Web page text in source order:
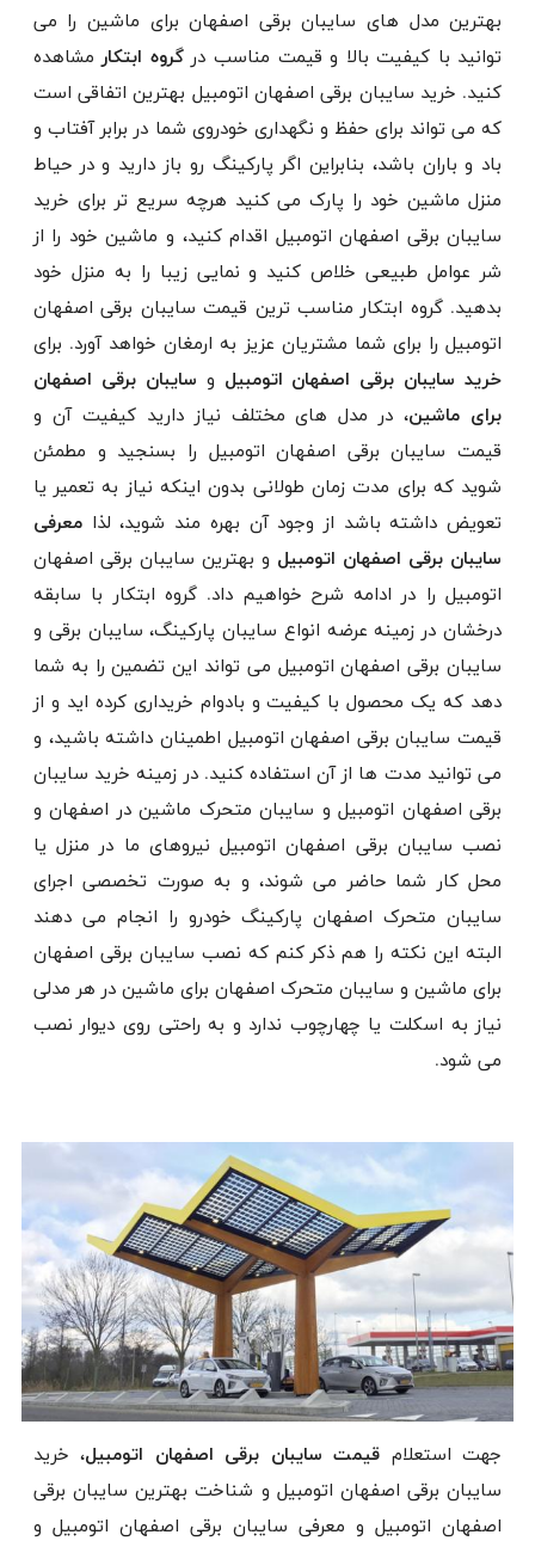
بهترین مدل های سایبان برقی اصفهان برای ماشین را می
توانید با کیفیت بالا و قیمت مناسب درگروه ابتکارمشاهده
کنید. خرید سایبان برقی اصفهان اتومبیل بهترین اتفاقی است
که می تواند برای حفظ و نگهداری خودروی شما در برابر آفتاب و
باد و باران باشد، بنابراین اگر پارکینگ رو باز دارید و در حیاط
منزل ماشین خود را پارک می کنید هرچه سریع تر برای خرید
سایبان برقی اصفهان اتومبیل اقدام کنید، و ماشین خود را از
شر عوامل طبیعی خلاص کنید و نمایی زیبا را به منزل خود
بدهید. گروه ابتکار مناسب ترین قیمت سایبان برقی اصفهان
اتومبیل را برای شما مشتریان عزیز به ارمغان خواهد آورد. برای
خرید سایبان برقی اصفهان اتومبیل و سایبان برقی اصفهان
برای ماشین، در مدل های مختلف نیاز دارید کیفیت آن و
قیمت سایبان برقی اصفهان اتومبیل را بسنجید و مطمئن
شوید که برای مدت زمان طولانی بدون اینکه نیاز به تعمیر یا
تعویض داشته باشد از وجود آن بهره مند شوید، لذامعرفی
سایبان برقی اصفهان اتومبیل و بهترین سایبان برقی اصفهان
اتومبیل را در ادامه شرح خواهیم داد. گروه ابتکار با سابقه
درخشان در زمینه عرضه انواع سایبان پارکینگ، سایبان برقی و
سایبان برقی اصفهان اتومبیل می تواند این تضمین را به شما
دهد که یک محصول با کیفیت و بادوام خریداری کرده اید و از
قیمت سایبان برقی اصفهان اتومبیل اطمینان داشته باشید، و
می توانید مدت ها از آن استفاده کنید. در زمینه خرید سایبان
برقی اصفهان اتومبیل و سایبان متحرک ماشین در اصفهان و
نصب سایبان برقی اصفهان اتومبیل نیروهای ما در منزل یا
محل کار شما حاضر می شوند، و به صورت تخصصی اجرای
سایبان متحرک اصفهان پارکینگ خودرو را انجام می دهند
البته این نکته را هم ذکر کنم که نصب سایبان برقی اصفهان
برای ماشین و سایبان متحرک اصفهان برای ماشین در هر مدلی
نیاز به اسکلت یا چهارچوب ندارد و به راحتی روی دیوار نصب
می شود.
جهت استعلام قیمت سایبان برقی اصفهان اتومبیل، خرید
سایبان برقی اصفهان اتومبیل و شناخت بهترین سایبان برقی
اصفهان اتومبیل و معرفی سایبان برقی اصفهان اتومبیل و